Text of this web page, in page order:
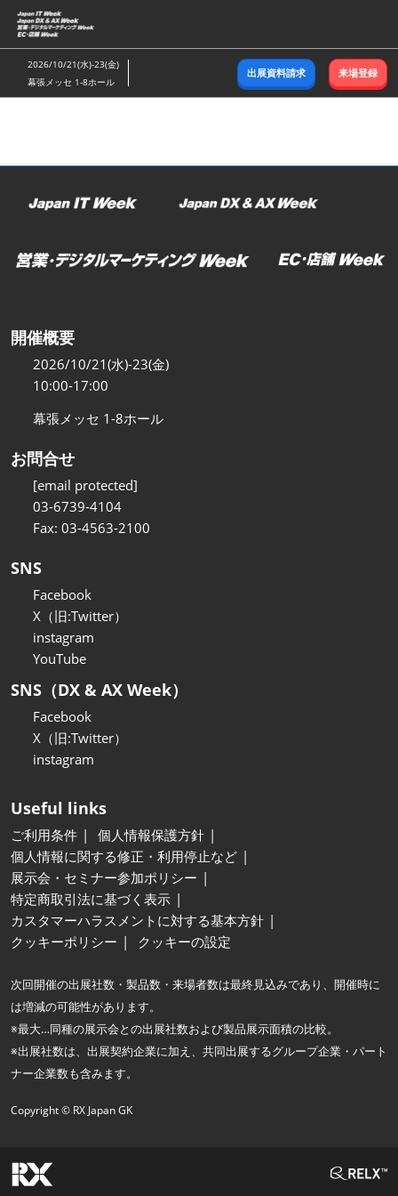
ス
キ
ッ
し
む
2026/10/21(水)-23(金)
幕張メッセ 1-8ホール
出展資料請求 来場登録
開催概要
2026/10/21(水)-23(金)
10:00-17:00
幕張メッセ 1-8ホール
お問合せ
[email protected]
03-6739-4104
Fax: 03-4563-2100
SNS
Facebook
X（旧:Twitter）
instagram
YouTube
SNS（DX & AX Week）
Facebook
X（旧:Twitter）
instagram
Useful links
ご利用条件
個人情報保護方針
個人情報に関する修正・利用停止など
展示会・セミナー参加ポリシー
特定商取引法に基づく表示
カスタマーハラスメントに対する基本方針
クッキーポリシー
クッキーの設定
次回開催の出展社数・製品数・来場者数は最終見込みであり、開催時に
は増減の可能性があります。
※最大…同種の展示会との出展社数および製品展示面積の比較。
※出展社数は、出展契約企業に加え、共同出展するグループ企業・パート
ナー企業数も含みます。
Copyright © RX Japan GK